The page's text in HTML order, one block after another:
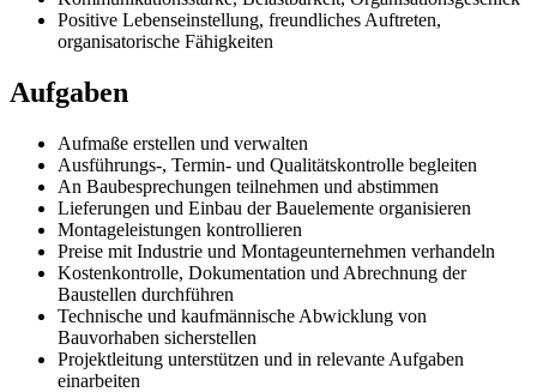
Positive Lebenseinstellung, freundliches Auftreten,
organisatorische Fähigkeiten
Aufgaben
Aufmaße erstellen und verwalten
Ausführungs-, Termin- und Qualitätskontrolle begleiten
An Baubesprechungen teilnehmen und abstimmen
Lieferungen und Einbau der Bauelemente organisieren
Montageleistungen kontrollieren
Preise mit Industrie und Montageunternehmen verhandeln
Kostenkontrolle, Dokumentation und Abrechnung der
Baustellen durchführen
Technische und kaufmännische Abwicklung von
Bauvorhaben sicherstellen
Projektleitung unterstützen und in relevante Aufgaben
einarbeiten